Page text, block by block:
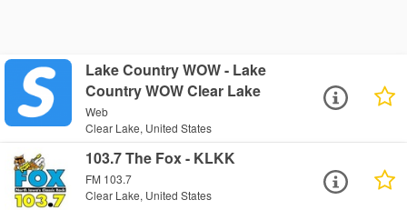
Lake Country WOW - Lake
Country WOW Clear Lake
Web
Clear Lake, United States
103.7 The Fox - KLKK
FM 103.7
Clear Lake, United States